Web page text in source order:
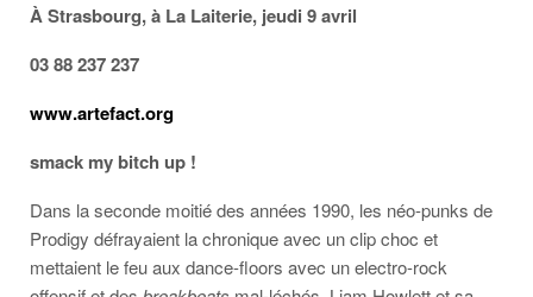
À Strasbourg, à La Laiterie, jeudi 9 avril
03 88 237 237
www.artefact.org
smack my bitch up !
Dans la seconde moitié des années 1990, les néo-punks de
Prodigy défrayaient la chronique avec un clip choc et
mettaient le feu aux dance-floors avec un electro-rock